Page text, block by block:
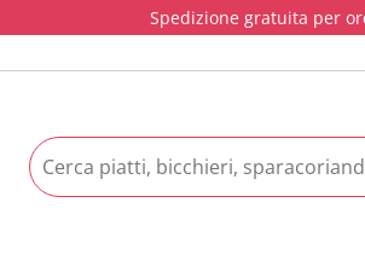
Spedizione gratuita per